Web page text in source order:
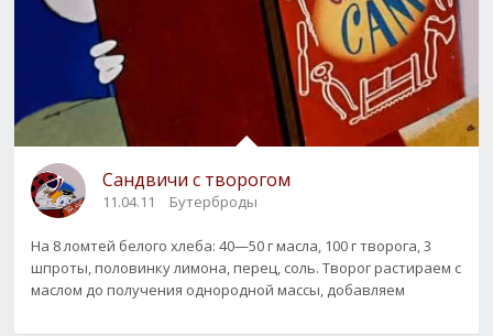
Сандвичи с творогом
11.04.11 Бутерброды
На 8 ломтей белого хлеба: 40—50 г масла, 100 г творога, 3
шпроты, половинку лимона, перец, соль. Творог растираем с
маслом до получения однородной массы, добавляем